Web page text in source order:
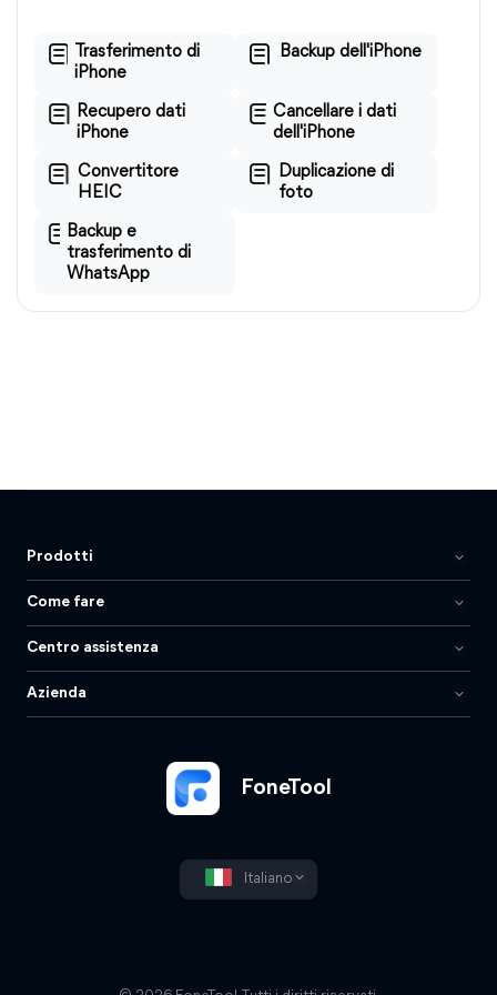
Trasferimento di
iPhone
Backup dell'iPhone
Recupero dati
iPhone
Cancellare i dati
dell'iPhone
Convertitore
HEIC
Duplicazione di
foto
Backup e
trasferimento di
WhatsApp
FoneTool
Italiano
Prodotti
Come fare
Centro assistenza
Azienda